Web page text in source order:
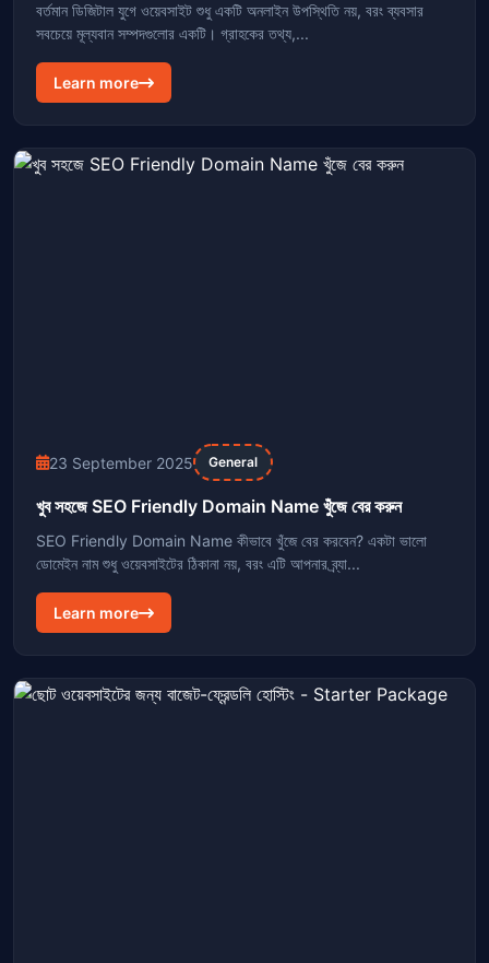
বর্তমান ডিজিটাল যুগে ওয়েবসাইট শুধু একটি অনলাইন উপস্থিতি নয়, বরং ব্যবসার
সবচেয়ে মূল্যবান সম্পদগুলোর একটি। গ্রাহকের তথ্য,...
Learn more
23 September 2025 General
খুব সহজে SEO Friendly Domain Name খুঁজে বের করুন
SEO Friendly Domain Name কীভাবে খুঁজে বের করবেন? একটা ভালো
ডোমেইন নাম শুধু ওয়েবসাইটের ঠিকানা নয়, বরং এটি আপনার ব্র্যা...
Learn more